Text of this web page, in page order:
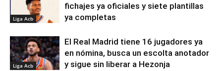
Liga Acb
fichajes ya oficiales y siete plantillas
ya completas
Liga Acb
El Real Madrid tiene 16 jugadores ya
en nómina, busca un escolta anotador
y sigue sin liberar a Hezonja